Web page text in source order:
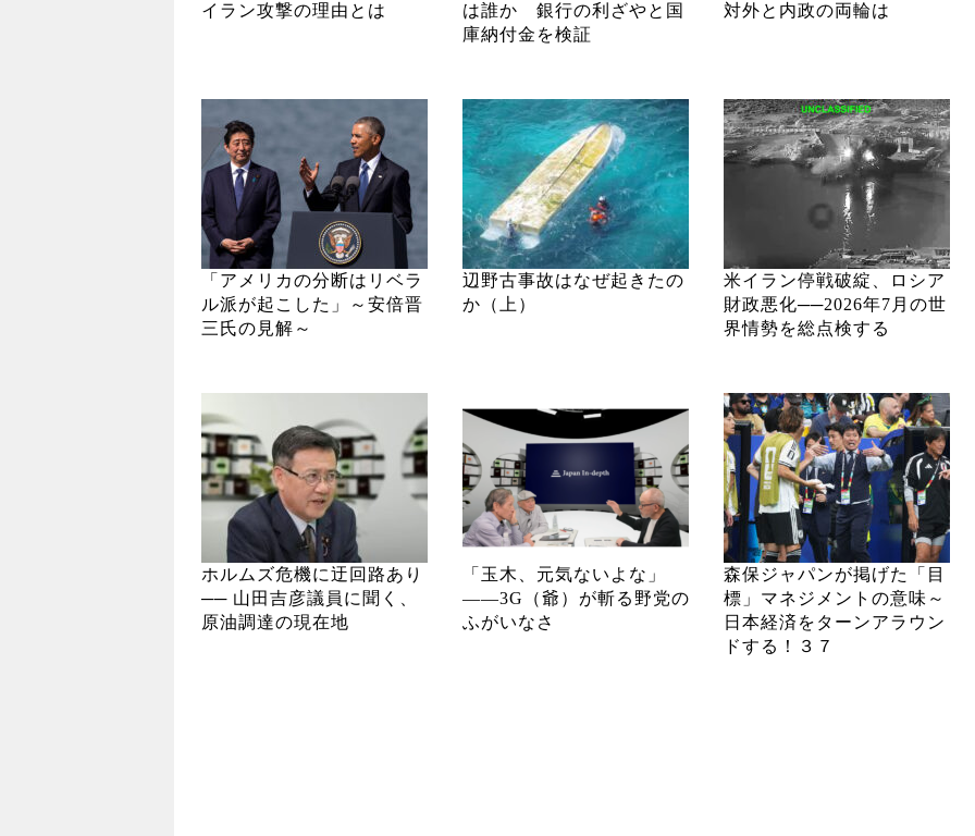
イラン攻撃の理由とは
は誰か 銀行の利ざやと国
庫納付金を検証
対外と内政の両輪は
「アメリカの分断はリベラ
ル派が起こした」～安倍晋
三氏の見解～
辺野古事故はなぜ起きたの
か（上）
米イラン停戦破綻、ロシア
財政悪化──2026年7月の世
界情勢を総点検する
ホルムズ危機に迂回路あり
── 山田吉彦議員に聞く、
原油調達の現在地
「玉木、元気ないよな」
――3G（爺）が斬る野党の
ふがいなさ
森保ジャパンが掲げた「目
標」マネジメントの意味～
日本経済をターンアラウン
ドする！３７